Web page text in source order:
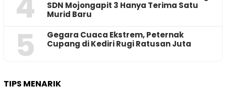
SDN Mojongapit 3 Hanya Terima Satu
Murid Baru
5
‎Gegara Cuaca Ekstrem, Peternak
Cupang di Kediri Rugi Ratusan Juta
TIPS MENARIK